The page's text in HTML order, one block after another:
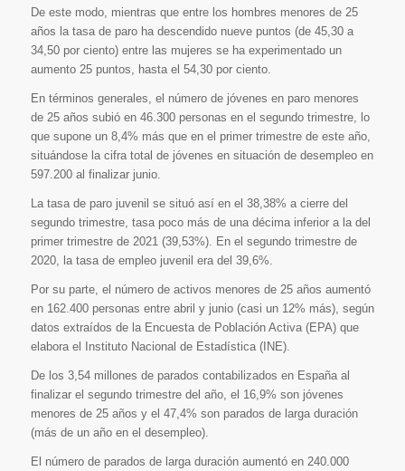
De este modo, mientras que entre los hombres menores de 25
años la tasa de paro ha descendido nueve puntos (de 45,30 a
34,50 por ciento) entre las mujeres se ha experimentado un
aumento 25 puntos, hasta el 54,30 por ciento.
En términos generales, el número de jóvenes en paro menores
de 25 años subió en 46.300 personas en el segundo trimestre, lo
que supone un 8,4% más que en el primer trimestre de este año,
situándose la cifra total de jóvenes en situación de desempleo en
597.200 al finalizar junio.
La tasa de paro juvenil se situó así en el 38,38% a cierre del
segundo trimestre, tasa poco más de una décima inferior a la del
primer trimestre de 2021 (39,53%). En el segundo trimestre de
2020, la tasa de empleo juvenil era del 39,6%.
Por su parte, el número de activos menores de 25 años aumentó
en 162.400 personas entre abril y junio (casi un 12% más), según
datos extraídos de la Encuesta de Población Activa (EPA) que
elabora el Instituto Nacional de Estadística (INE).
De los 3,54 millones de parados contabilizados en España al
finalizar el segundo trimestre del año, el 16,9% son jóvenes
menores de 25 años y el 47,4% son parados de larga duración
(más de un año en el desempleo).
El número de parados de larga duración aumentó en 240.000